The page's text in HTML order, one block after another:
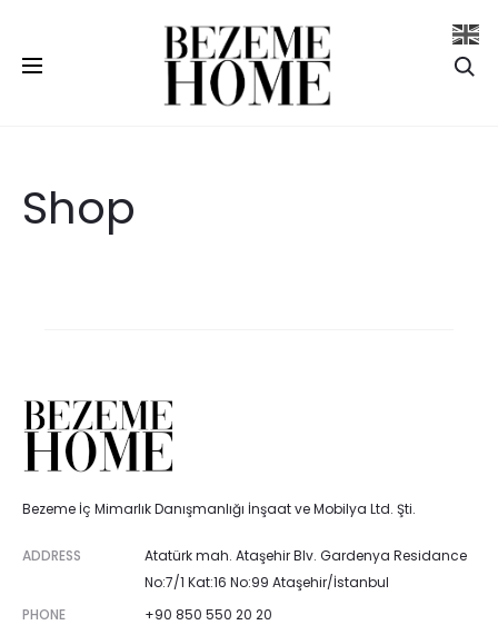
Shop
Bezeme İç Mimarlık Danışmanlığı İnşaat ve Mobilya Ltd. Şti.
ADDRESS
Atatürk mah. Ataşehir Blv. Gardenya Residance
No:7/1 Kat:16 No:99 Ataşehir/İstanbul
PHONE
+90 850 550 20 20